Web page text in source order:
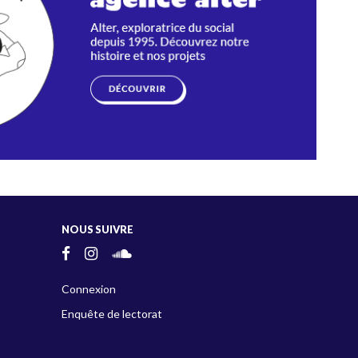
NOUS SUIVRE
Connexion
Enquête de lectorat